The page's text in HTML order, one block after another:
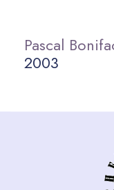
Pascal
2003